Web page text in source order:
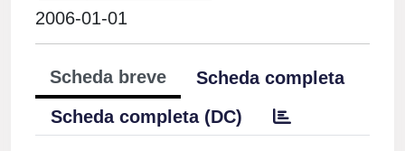
2006-01-01
Scheda breve
Scheda completa
Scheda completa (DC)